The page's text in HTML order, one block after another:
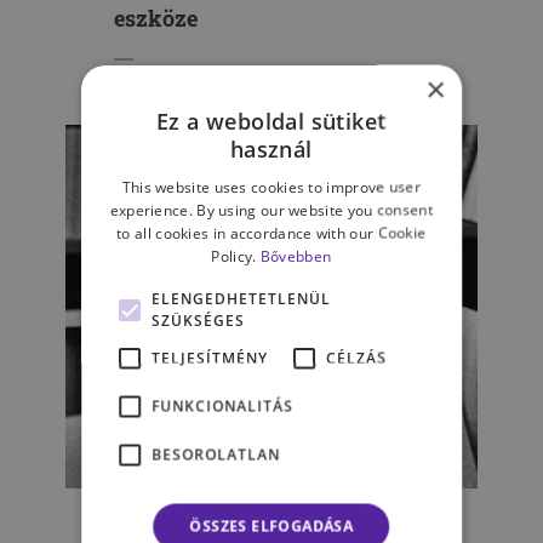
eszköze
„Minden művészet hazugság.
×
Ez a weboldal sütiket
használ
This website uses cookies to improve user
experience. By using our website you consent
to all cookies in accordance with our Cookie
Policy. Bővebben
ELENGEDHETETLENÜL
SZÜKSÉGES
TELJESÍTMÉNY
CÉLZÁS
FUNKCIONALITÁS
BESOROLATLAN
ÖSSZES ELFOGADÁSA